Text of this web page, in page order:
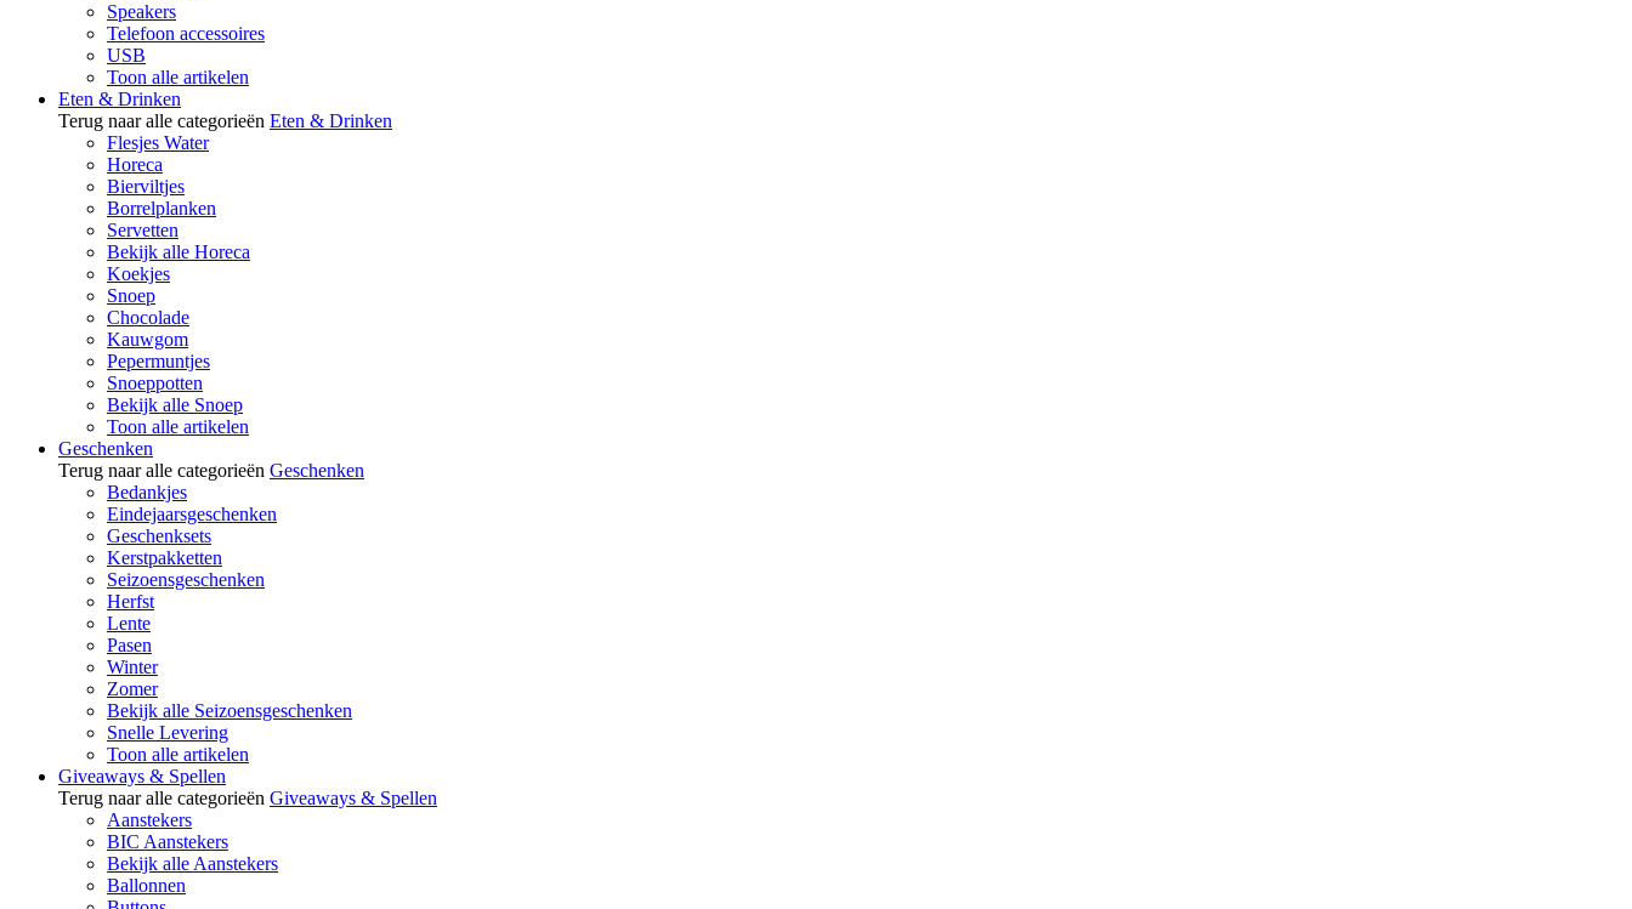
Speakers
Telefoon accessoires
USB
Toon alle artikelen
Eten & Drinken
Terug naar alle categorieën Eten & Drinken
Flesjes Water
Horeca
Bierviltjes
Borrelplanken
Servetten
Bekijk alle Horeca
Koekjes
Snoep
Chocolade
Kauwgom
Pepermuntjes
Snoeppotten
Bekijk alle Snoep
Toon alle artikelen
Geschenken
Terug naar alle categorieën Geschenken
Bedankjes
Eindejaarsgeschenken
Geschenksets
Kerstpakketten
Seizoensgeschenken
Herfst
Lente
Pasen
Winter
Zomer
Bekijk alle Seizoensgeschenken
Snelle Levering
Toon alle artikelen
Giveaways & Spellen
Terug naar alle categorieën Giveaways & Spellen
Aanstekers
BIC Aanstekers
Bekijk alle Aanstekers
Ballonnen